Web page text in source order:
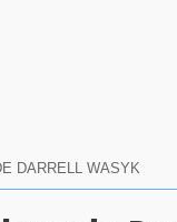
DARRELL WASYK